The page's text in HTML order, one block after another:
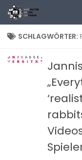
Zum Inhalt
SCHLAGWÖRTER: